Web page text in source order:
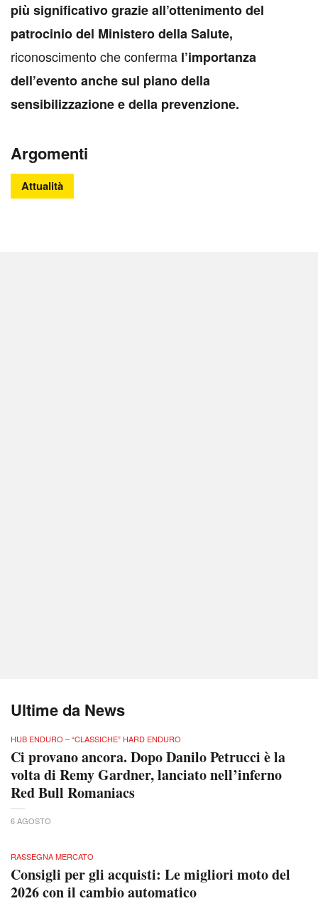
più significativo grazie all’ottenimento del
patrocinio del Ministero della Salute,
riconoscimento che conferma l’importanza
dell’evento anche sul piano della
sensibilizzazione e della prevenzione.
Argomenti
Attualità
Ultime da News
HUB ENDURO – “CLASSICHE” HARD ENDURO
Ci provano ancora. Dopo Danilo Petrucci è la
volta di Remy Gardner, lanciato nell’inferno
Red Bull Romaniacs
6 AGOSTO
RASSEGNA MERCATO
Consigli per gli acquisti: Le migliori moto del
2026 con il cambio automatico